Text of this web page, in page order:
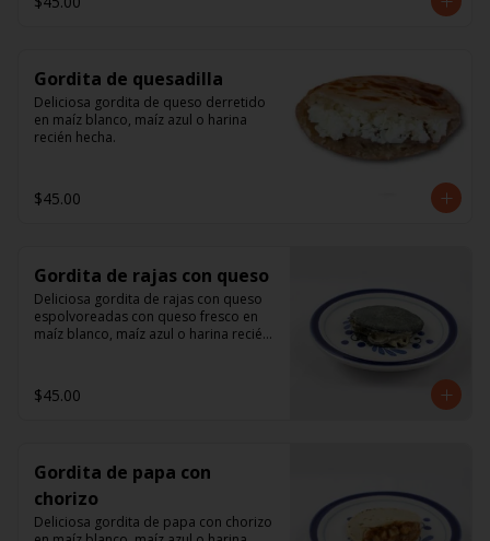
Gordita de quesadilla
Deliciosa gordita de queso derretido
en maíz blanco, maíz azul o harina
recién hecha.
$45.00
Gordita de rajas con queso
Deliciosa gordita de rajas con queso
espolvoreadas con queso fresco en
maíz blanco, maíz azul o harina recién
$45.00
Gordita de papa con
chorizo
Deliciosa gordita de papa con chorizo